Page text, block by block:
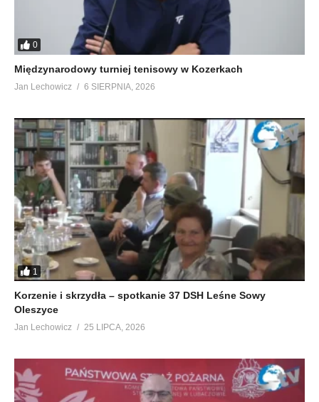
0
Międzynarodowy turniej tenisowy w Kozerkach
Jan Lechowicz 6 SIERPNIA, 2026
1
Korzenie i skrzydła – spotkanie 37 DSH Leśne Sowy
Oleszyce
Jan Lechowicz 25 LIPCA, 2026